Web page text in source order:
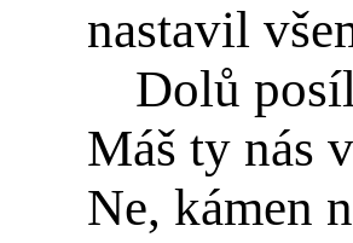
nastavil
Dolů
Máš ty nás
Ne, kámen